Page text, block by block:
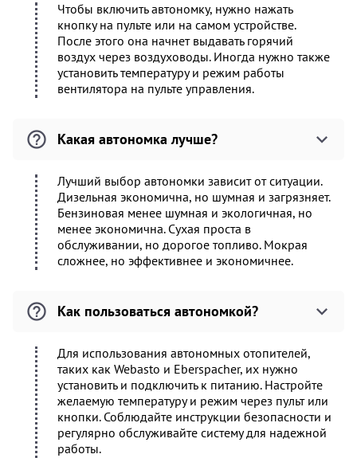
Чтобы включить автономку, нужно нажать
кнопку на пульте или на самом устройстве.
После этого она начнет выдавать горячий
воздух через воздуховоды. Иногда нужно также
установить температуру и режим работы
вентилятора на пульте управления.
Какая автономка лучше?
Лучший выбор автономки зависит от ситуации.
Дизельная экономична, но шумная и загрязняет.
Бензиновая менее шумная и экологичная, но
менее экономична. Сухая проста в
обслуживании, но дорогое топливо. Мокрая
сложнее, но эффективнее и экономичнее.
Как пользоваться автономкой?
Для использования автономных отопителей,
таких как Webasto и Eberspacher, их нужно
установить и подключить к питанию. Настройте
желаемую температуру и режим через пульт или
кнопки. Соблюдайте инструкции безопасности и
регулярно обслуживайте систему для надежной
работы.